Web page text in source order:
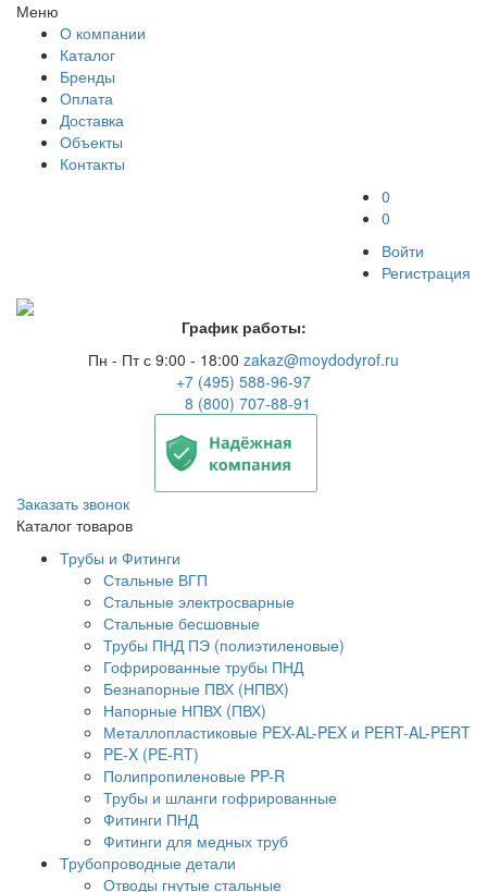
Меню
О компании
Каталог
Бренды
Оплата
Доставка
Объекты
Контакты
0
0
Войти
Регистрация
График работы:
Пн - Пт с 9:00 - 18:00 zakaz@moydodyrof.ru
+7 (495) 588-96-97
8 (800) 707-88-91
Заказать звонок
Каталог товаров
Трубы и Фитинги
Стальные ВГП
Стальные электросварные
Стальные бесшовные
Трубы ПНД ПЭ (полиэтиленовые)
Гофрированные трубы ПНД
Безнапорные ПВХ (НПВХ)
Напорные НПВХ (ПВХ)
Металлопластиковые PEX-AL-PEX и PERT-AL-PERT
PE-X (PE-RT)
Полипропиленовые PP-R
Трубы и шланги гофрированные
Фитинги ПНД
Фитинги для медных труб
Трубопроводные детали
Отводы гнутые стальные